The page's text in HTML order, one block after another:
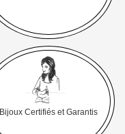
Bijoux Certifiés et Garantis